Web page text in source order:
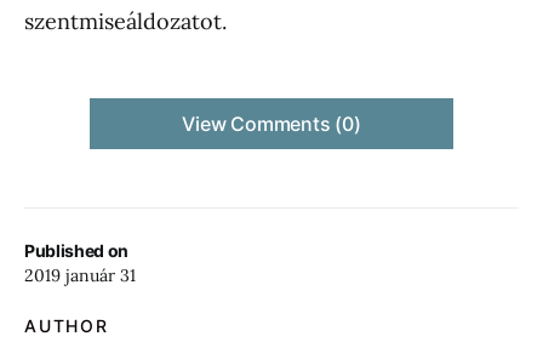
Published on
2019 január 31
AUTHOR
szentmiseáldozatot.
View Comments (0)